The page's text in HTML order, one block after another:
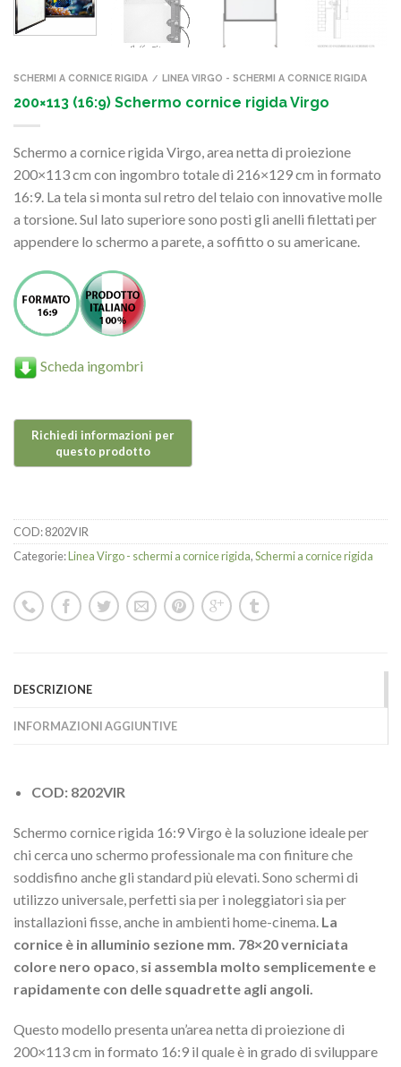
SCHERMI A CORNICE RIGIDA / LINEA VIRGO - SCHERMI A CORNICE RIGIDA
200×113 (16:9) Schermo cornice rigida Virgo
Schermo a cornice rigida Virgo, area netta di proiezione
200×113 cm con ingombro totale di 216×129 cm in formato
16:9. La tela si monta sul retro del telaio con innovative molle
a torsione. Sul lato superiore sono posti gli anelli filettati per
appendere lo schermo a parete, a soffitto o su americane.
Scheda ingombri
COD:8202VIR
Categorie:Linea Virgo - schermi a cornice rigida,Schermi a cornice rigida
DESCRIZIONE
INFORMAZIONI AGGIUNTIVE
COD: 8202VIR
Schermo cornice rigida 16:9 Virgo è la soluzione ideale per
chi cerca uno schermo professionale ma con finiture che
soddisfino anche gli standard più elevati. Sono schermi di
utilizzo universale, perfetti sia per i noleggiatori sia per
installazioni fisse, anche in ambienti home-cinema. La
cornice è in alluminio sezione mm. 78×20 verniciata
colore nero opaco, si assembla molto semplicemente e
rapidamente con delle squadrette agli angoli.
Questo modello presenta un’area netta di proiezione di
200×113 cm in formato 16:9 il quale è in grado di sviluppare